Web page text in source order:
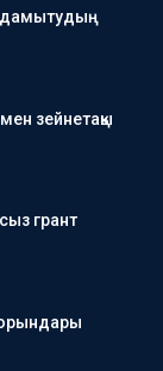
зейнетақы
грант